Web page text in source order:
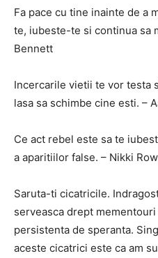
Fa pace cu tine inainte de a
te, iubeste-te si continua sa
Bennett
Incercarile vietii te vor testa
lasa sa schimbe cine esti. –
Ce act rebel este sa te
a aparitiilor false. – Nikki
Saruta-ti cicatricile.
serveasca drept
persistenta de speranta.
aceste cicatrici este ca am